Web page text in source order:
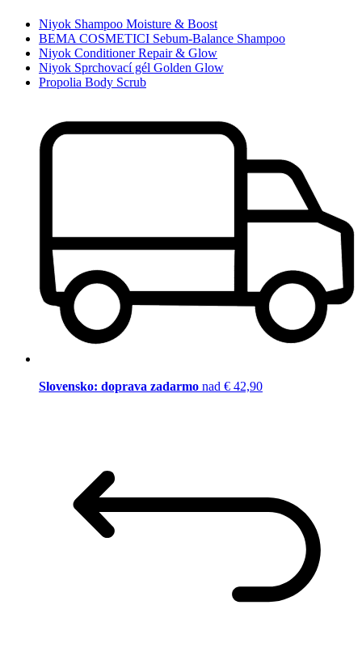
Niyok Shampoo Moisture & Boost
BEMA COSMETICI Sebum-Balance Shampoo
Niyok Conditioner Repair & Glow
Niyok Sprchovací gél Golden Glow
Propolia Body Scrub
Slovensko: doprava zadarmo nad € 42,90